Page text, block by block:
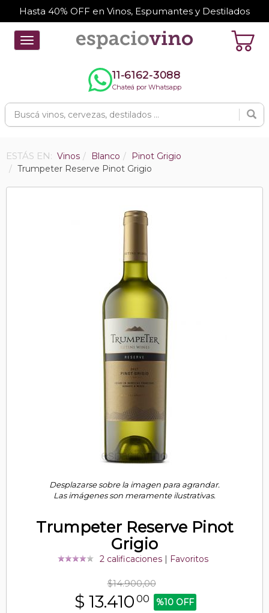
Hasta 40% OFF en Vinos, Espumantes y Destilados
Toggle
navigation
11-6162-3088
Chateá por Whatsapp
ESTÁS EN: Vinos Blanco
Pinot Grigio
Trumpeter Reserve Pinot Grigio
Desplazarse sobre la imagen para agrandar.
Las imágenes son meramente ilustrativas.
Trumpeter Reserve Pinot
Grigio
2 calificaciones| Favoritos
$14.900,00
$ 13.410 00 %10 OFF